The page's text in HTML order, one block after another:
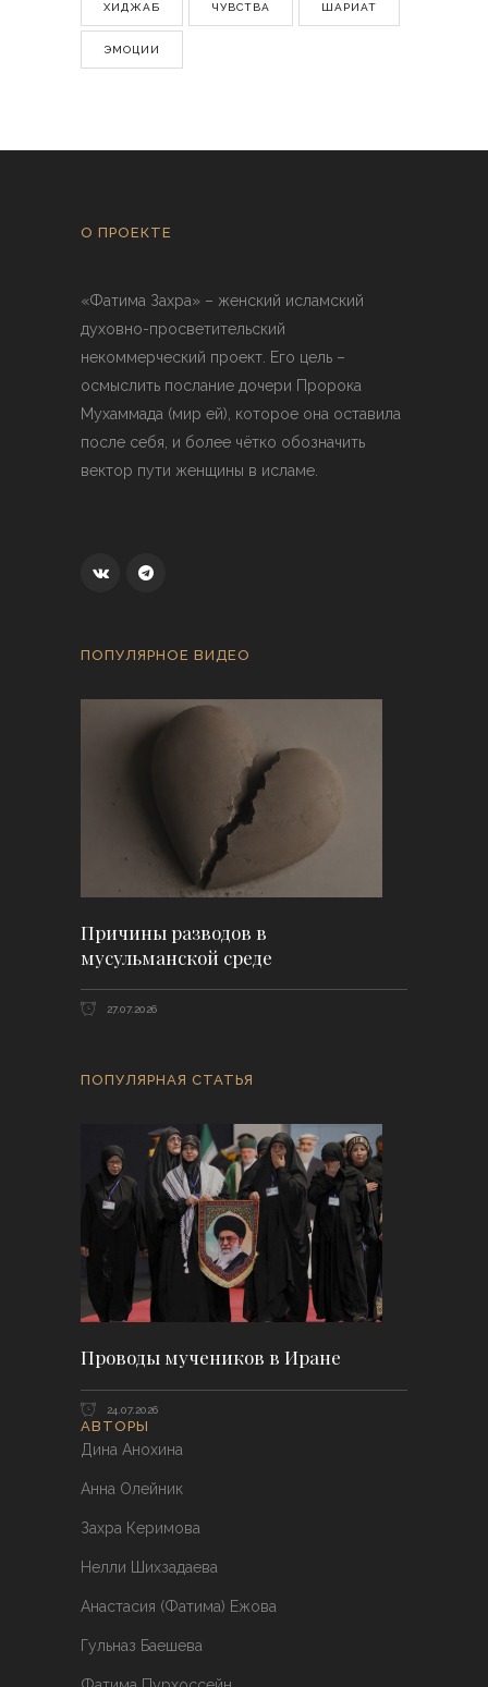
ХИДЖАБ ЧУВСТВА ШАРИАТ
ЭМОЦИИ
О ПРОЕКТЕ
«Фатима Захра» – женский исламский
духовно-просветительский
некоммерческий проект. Его цель –
осмыслить послание дочери Пророка
Мухаммада (мир ей), которое она оставила
после себя, и более чётко обозначить
вектор пути женщины в исламе.
ПОПУЛЯРНОЕ ВИДЕО
Причины разводов в
мусульманской среде
27.07.2026
ПОПУЛЯРНАЯ СТАТЬЯ
Проводы мучеников в Иране
24.07.2026
АВТОРЫ
Дина Анохина
Анна Олейник
Захра Керимова
Нелли Шихзадаева
Анастасия (Фатима) Ежова
Гульназ Баешева